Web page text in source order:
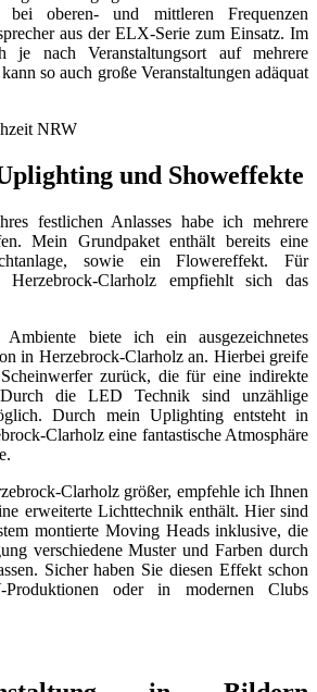
bei oberen- und mittleren Frequenzen
aus der ELX-Serie zum Einsatz. Im
je nach Veranstaltungsort auf mehrere
so auch große Veranstaltungen adäquat
und Showeffekte
festlichen Anlasses habe ich mehrere
Mein Grundpaket enthält bereits eine
sowie ein Flowereffekt. Für
Clarholz empfiehlt sich das
Ambiente biete ich ein ausgezeichnetes
in Herzebrock-Clarholz an. Hierbei greife
zurück, die für eine indirekte
Durch die LED Technik sind unzählige
Durch mein Uplighting entsteht in
Clarholz eine fantastische Atmosphäre
Clarholz größer, empfehle ich Ihnen
erweiterte Lichttechnik enthält. Hier sind
montierte Moving Heads inklusive, die
verschiedene Muster und Farben durch
Sicher haben Sie diesen Effekt schon
oder in modernen Clubs